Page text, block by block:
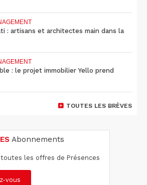
: artisans et architectes main dans la
: le projet immobilier Yello prend
TOUTES LES BRÈVES
Abonnements
toutes les offres de Présences
vous